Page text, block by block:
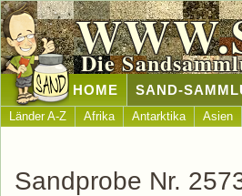
Die
HOME SAND-
Länder A-Z Afrika Antarktika Asien
Sandprobe Nr.